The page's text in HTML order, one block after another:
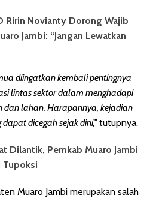
Ririn Novianty Dorong Wajib
Jambi: “Jangan Lewatkan
diingatkan kembali pentingnya
lintas sektor dalam menghadapi
lahan. Harapannya, kejadian
dicegah sejak dini,”tutupnya.
Dilantik, Pemkab Muaro Jambi
Tupoksi
Muaro Jambi merupakan salah